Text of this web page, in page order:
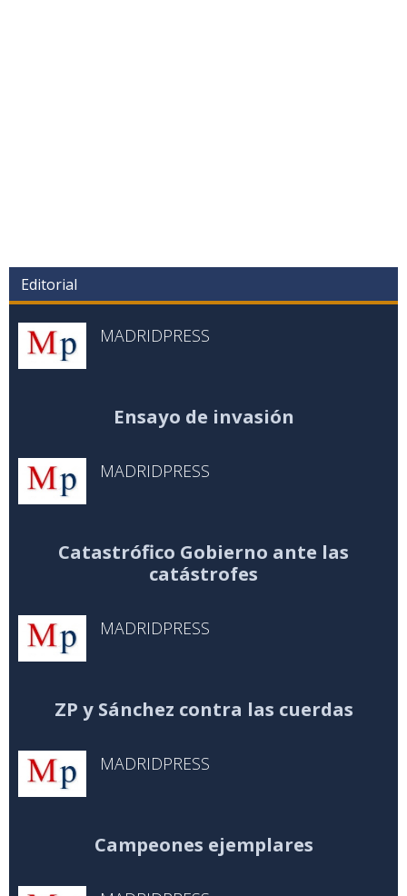
Editorial
MADRIDPRESS
Ensayo de invasión
MADRIDPRESS
Catastrófico Gobierno ante las
catástrofes
MADRIDPRESS
ZP y Sánchez contra las cuerdas
MADRIDPRESS
Campeones ejemplares